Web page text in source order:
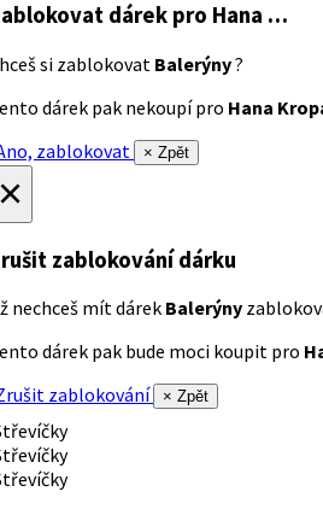
dárek pro Hana …
si zablokovat Balerýny?
dárek pak nekoupí pro Hana
zablokovat
× Zpět
zablokování dárku
nechceš mít dárek Balerýny
dárek pak bude moci koupit pro
zablokování
× Zpět